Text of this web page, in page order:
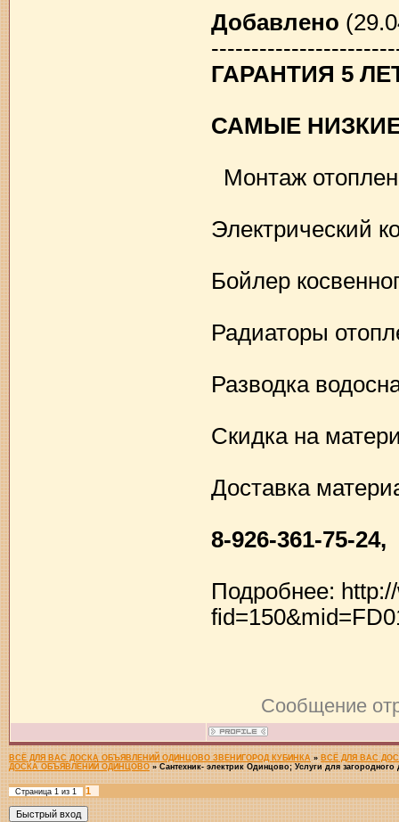
Добавлено
ГАРАНТИЯ 5
САМЫЕ
Монтаж
Электрический
Бойлер
Радиаторы
Разводка
Скидка на
Доставка
8-926-361-75-
Подробнее:
Сообщение
ВСЁ ДЛЯ ВАС ДОСКА ОБЪЯВЛЕНИЙ ОДИНЦОВО ЗВЕНИГОРОД КУБИНКА » ВСЁ ДЛЯ ВАС
ДОСКА ОБЪЯВЛЕНИЙ ОДИНЦОВО » Сантехник- электрик Одинцово; Услуги для загородного
Страница 1из 1 1